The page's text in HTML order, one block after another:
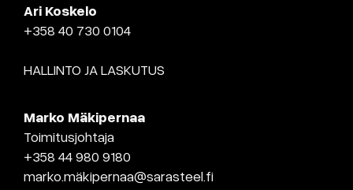
Ari Koskelo
+358 40 730 0104
HALLINTO JA LASKUTUS
Marko Mäkipernaa
Toimitusjohtaja
+358 44 980 9180
marko.mäkipernaa@sarasteel.fi